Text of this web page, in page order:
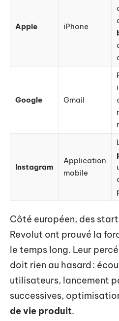
Apple iPhone
Google Gmail
Instagram
Application
mobile
Côté européen, des
Revolut ont prouvé la
le temps long. Leur
doit rien au hasard :
utilisateurs, lancement
successives,
de vie produit.